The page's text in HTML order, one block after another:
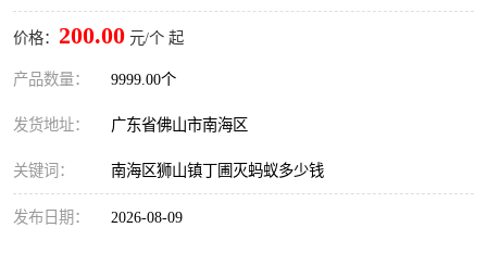
价格： 200.00 元/个 起
产品数量： 9999.00个
发货地址： 广东省佛山市南海区
关键词： 南海区狮山镇丁圃灭蚂蚁多少钱
发布日期： 2026-08-09